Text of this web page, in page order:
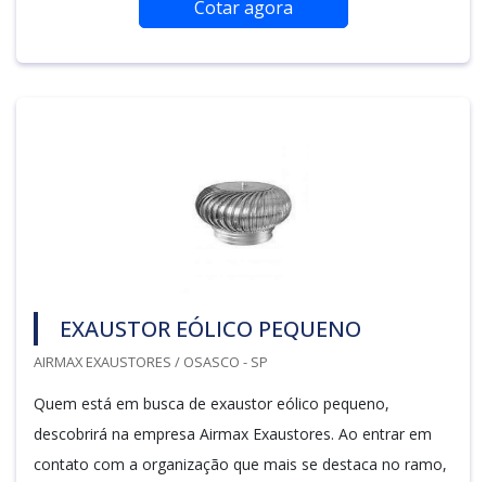
Cotar agora
EXAUSTOR EÓLICO PEQUENO
AIRMAX EXAUSTORES / OSASCO - SP
Quem está em busca de exaustor eólico pequeno,
descobrirá na empresa Airmax Exaustores. Ao entrar em
contato com a organização que mais se destaca no ramo,